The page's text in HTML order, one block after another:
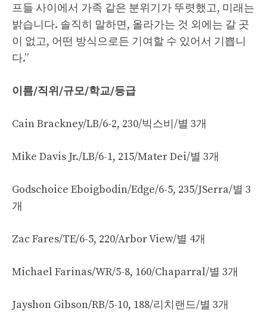
프들 사이에서 가족 같은 분위기가 뚜렷했고, 미래는
밝습니다. 솔직히 말하면, 올라가는 것 외에는 갈 곳
이 없고, 어떤 방식으로든 기여할 수 있어서 기쁩니
다.”
이름/직위/규모/학교/등급
Cain Brackney/LB/6-2, 230/빅스비/별 3개
Mike Davis Jr./LB/6-1, 215/Mater Dei/별 3개
Godschoice Eboigbodin/Edge/6-5, 235/JSerra/별 3
개
Zac Fares/TE/6-5, 220/Arbor View/별 4개
Michael Farinas/WR/5-8, 160/Chaparral/별 3개
Jayshon Gibson/RB/5-10, 188/리치랜드/별 3개